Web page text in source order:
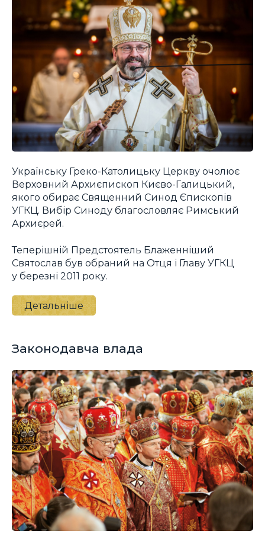
Українську Греко-Католицьку Церкву очолює
Верховний Архиєпископ Києво-Галицький,
якого обирає Священний Синод Єпископів
УГКЦ. Вибір Синоду благословляє Римський
Архиєрей.
Теперішній Предстоятель Блаженніший
Святослав був обраний на Отця і Главу УГКЦ
у березні 2011 року.
Детальніше
Законодавча влада